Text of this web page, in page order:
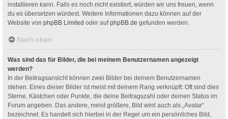
installieren kann. Falls es noch nicht existiert, würden wir uns freuen, wenn
du es übersetzen würdest. Weitere Informationen dazu können auf der
Website von phpBB Limited oder aufphpBB.de gefunden werden.
Nach oben
Was sind das für Bilder, die bei meinem Benutzernamen angezeigt
werden?
In der Beitragsansicht können zwei Bilder bei deinem Benutzernamen
stehen. Eines dieser Bilder ist meist mit deinem Rang verknüpft: Oft sind dies
Sterne, Kästchen oder Punkte, die deine Beitragszahl oder deinen Status im
Forum angeben. Das andere, meist größere, Bild wird auch als „Avatar“
bezeichnet. Es handelt sich hierbei in der Regel um ein persönliches Bild,